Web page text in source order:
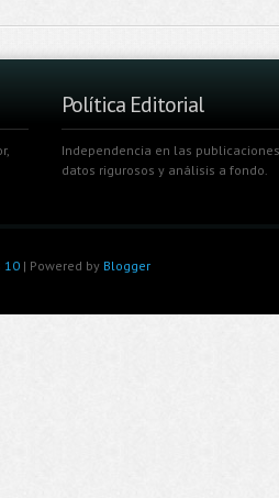
Política Editorial
Independencia en las
datos rigurosos y análisis a fondo.
10 | Powered by Blogger